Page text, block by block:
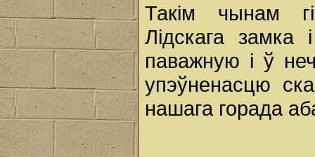
Такім чынам
Лідскага
паважную і ў
упэўненасцю
нашага горада